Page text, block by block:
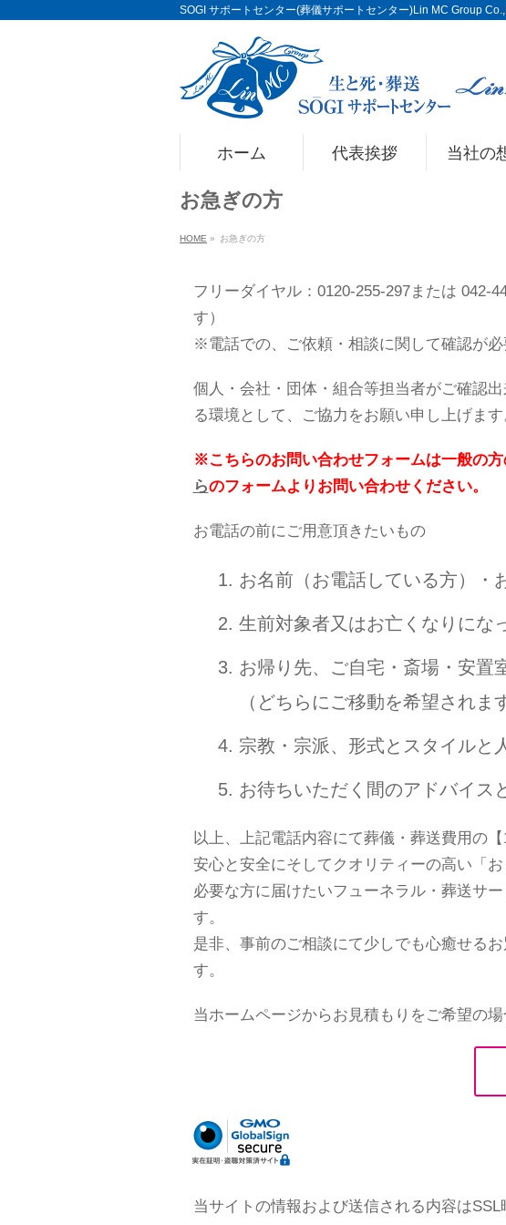
SOGI サポートセンター(葬儀サポートセンター)Lin MC Group
ホーム 代表挨拶 当社の
お急ぎの方
HOME » お急ぎの方
フリーダイヤル：0120-255-297または 042-
す）
※電話での、ご依頼・相談に関して確認が必
個人・会社・団体・組合等担当者がご確認
る環境として、ご協力をお願い申し上げます
※こちらのお問い合わせフォームは一般の
らのフォームよりお問い合わせください。
お電話の前にご用意頂きたいもの
お名前（お電話している方）・
生前対象者又はお亡くなりにな
お帰り先、ご自宅・斎場・安置
（どちらにご移動を希望されま
宗教・宗派、形式とスタイルと
お待ちいただく間のアドバイス
以上、上記電話内容にて葬儀・葬送費用の
安心と安全にそしてクオリティーの高い「
必要な方に届けたいフューネラル・葬送サ
す。
是非、事前のご相談にて少しでも心癒せる
す。
当ホームページからお見積もりをご希望の
当サイトの情報および送信される内容はSSL